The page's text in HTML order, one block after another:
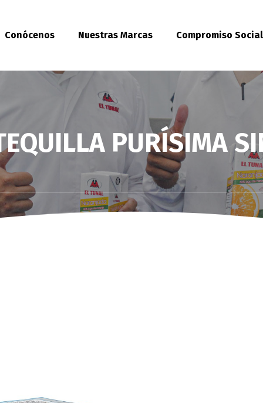
Conócenos Nuestras Marcas Compromiso Social
PURÍSIMA